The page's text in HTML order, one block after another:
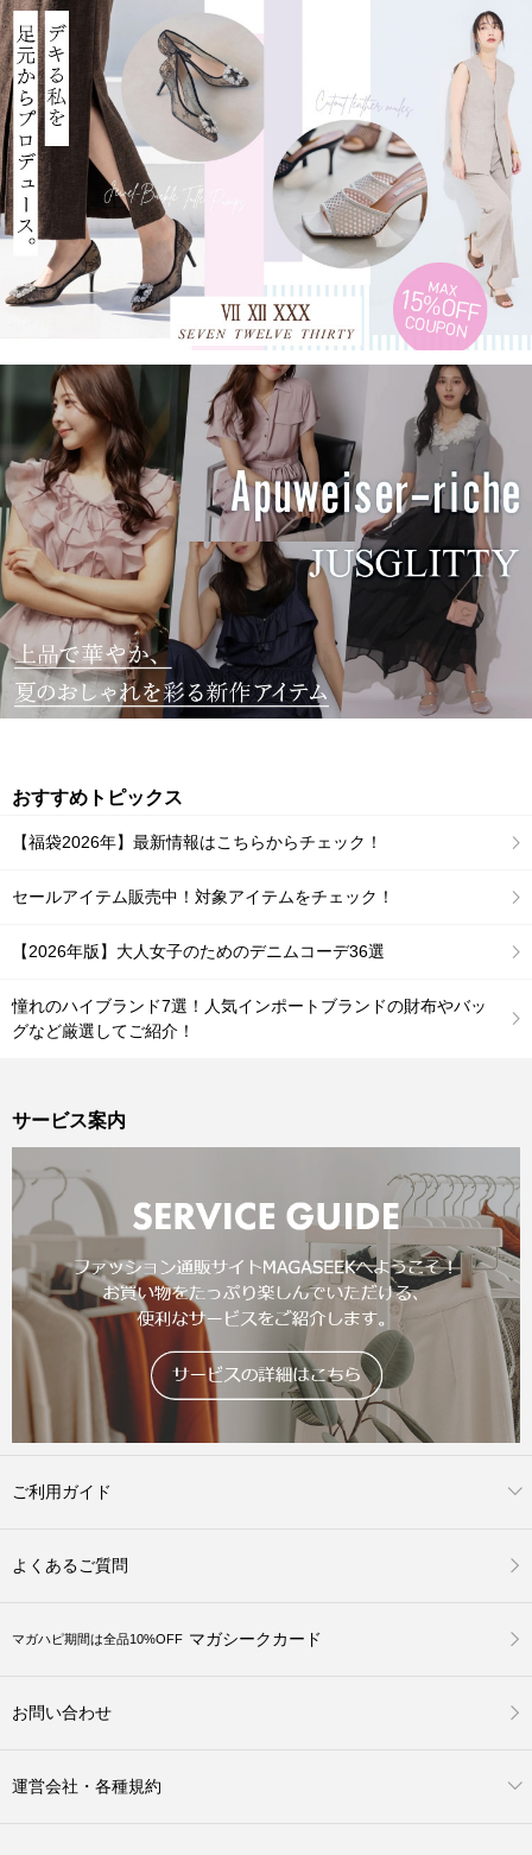
おすすめトピックス
【福袋2026年】最新情報はこちらからチェック！
セールアイテム販売中！対象アイテムをチェック！
【2026年版】大人女子のためのデニムコーデ36選
憧れのハイブランド7選！人気インポートブランドの財布やバッ
グなど厳選してご紹介！
サービス案内
ご利用ガイド
よくあるご質問
マガハピ期間は全品10%OFF マガシークカード
お問い合わせ
運営会社・各種規約